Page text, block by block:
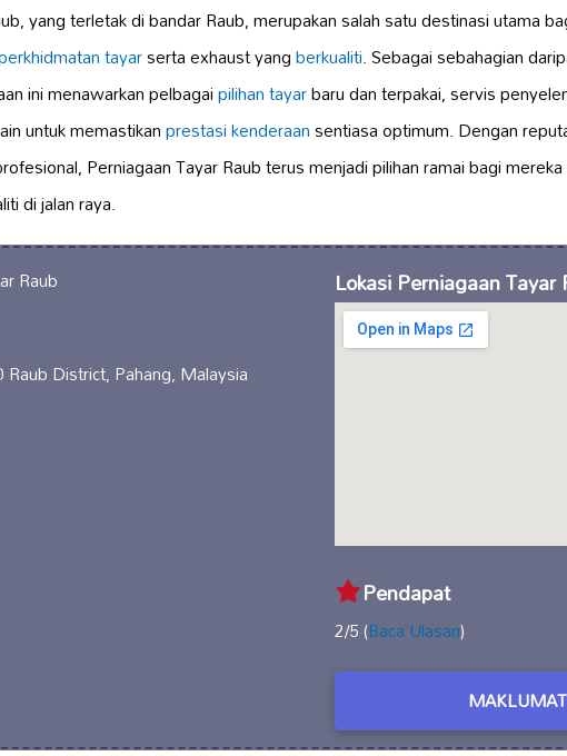
yang terletak di bandar Raub, merupakan salah satu destinasi utama
tayarserta exhaust yangberkualiti. Sebagai sebahagian
ini menawarkan pelbagaipilihan tayarbaru dan terpakai, servis
untuk memastikanprestasi kenderaansentiasa optimum. Dengan
Perniagaan Tayar Raub terus menjadi pilihan ramai bagi
di jalan raya.
District, Pahang, Malaysia
Lokasi Perniagaan Tayar
Pendapat
2/5 (Baca Ulasan)